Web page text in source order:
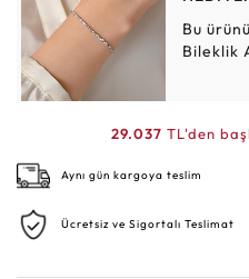
Bu
Bileklik
29.037 TL'den
Aynı gün kargoya teslim
Ücretsiz ve Sigortalı Teslimat